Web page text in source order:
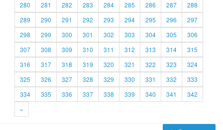
280
281 282 283 284 285 286 287
288
289
290 291 292 293 294 295 296
297
298
299 300 301 302 303 304 305
306
307
308 309 310 311 312 313 314
315
316
317 318 319 320 321 322 323
324
325
326 327 328 329 330 331 332
333
334
335 336 337 338 339 340 341
342
»